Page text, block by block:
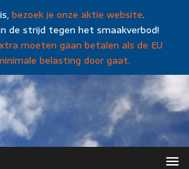
bezoek je onze aktie website.
de strijd tegen het smaakverbod!
moeten gaan betalen als de EU
belasting door gaat.